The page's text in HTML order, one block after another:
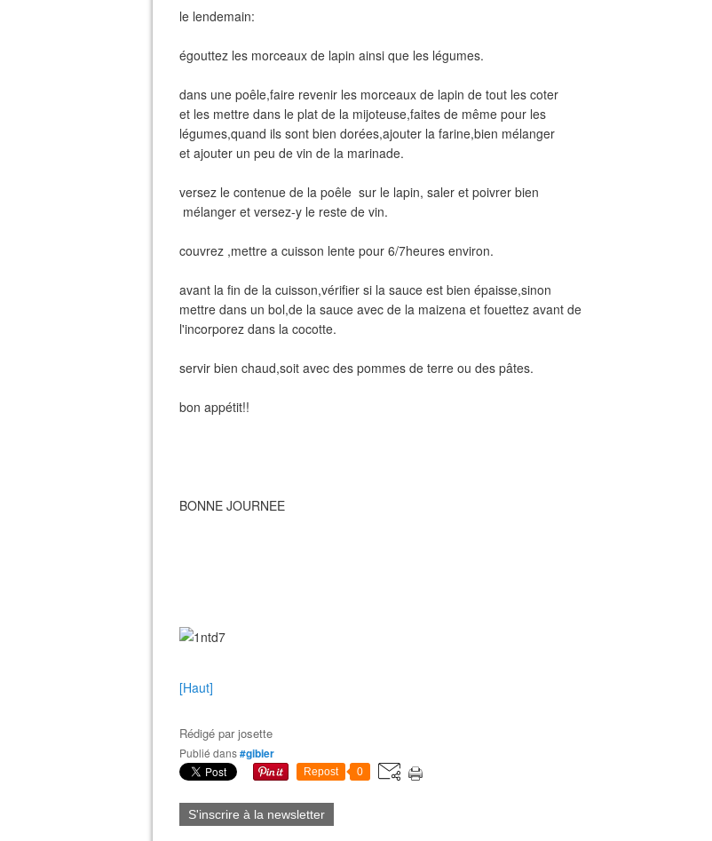
le lendemain:
égouttez les morceaux de lapin ainsi que les légumes.
dans une poêle,faire revenir les morceaux de lapin de tout les coter
et les mettre dans le plat de la mijoteuse,faites de même pour les
légumes,quand ils sont bien dorées,ajouter la farine,bien mélanger
et ajouter un peu de vin de la marinade.
versez le contenue de la poêle sur le lapin, saler et poivrer bien
mélanger et versez-y le reste de vin.
couvrez ,mettre a cuisson lente pour 6/7heures environ.
avant la fin de la cuisson,vérifier si la sauce est bien épaisse,sinon
mettre dans un bol,de la sauce avec de la maizena et fouettez avant de
l'incorporez dans la cocotte.
servir bien chaud,soit avec des pommes de terre ou des pâtes.
bon appétit!!
BONNE JOURNEE
[Haut]
Rédigé parjosette
Publié dans#gibier
Repost 0
S'inscrire à la newsletter